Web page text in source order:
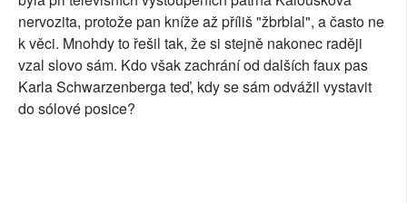
nervozita, protože pan kníže až příliš "žbrblal", a často ne
k věci. Mnohdy to řešil tak, že si stejně nakonec raději
vzal slovo sám. Kdo však zachrání od dalších faux pas
Karla Schwarzenberga teď, kdy se sám odvážil vystavit
do sólové posice?